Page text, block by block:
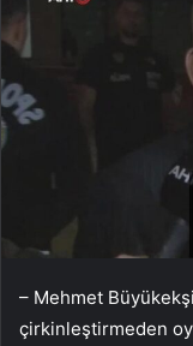
– Mehmet
çirkinleştirmeden